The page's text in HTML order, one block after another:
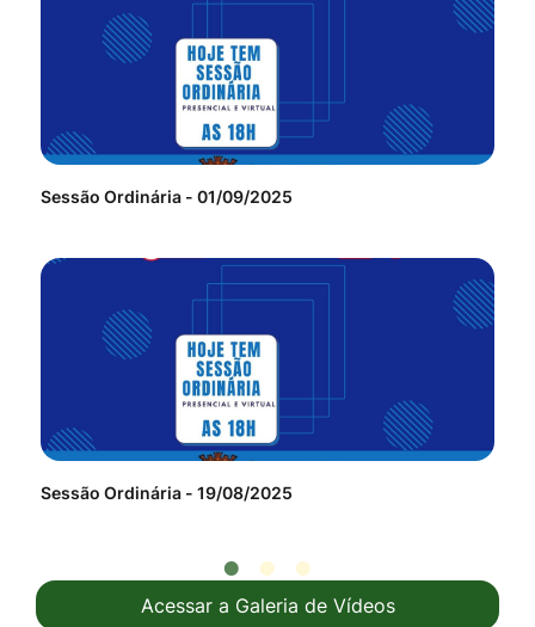
Sessão Ordinária - 01/09/2025
Sessão Ordinária - 19/08/2025
Acessar a Galeria de Vídeos